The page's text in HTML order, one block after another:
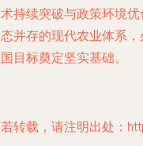
持续突破与政策环境
并存的现代农业体系
目标奠定坚实基础。
转载，请注明出处：